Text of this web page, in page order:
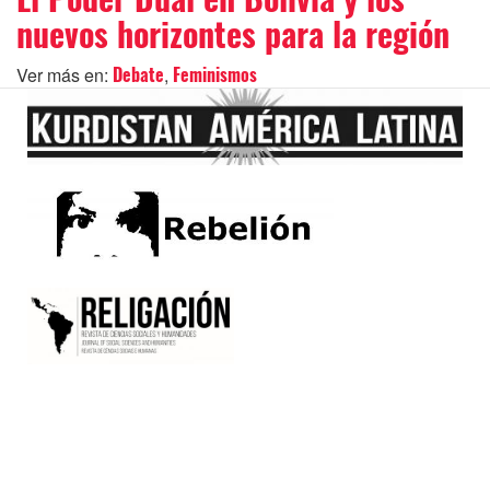
nuevos horizontes para la región
Ver más en: Debate, Feminismos